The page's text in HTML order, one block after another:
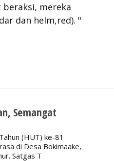
mereka
dan helm,red). "
Semangat
(HUT) ke-81
di Desa Bokimaake,
Satgas T